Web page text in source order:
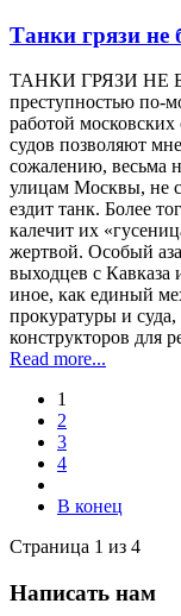
Танки грязи не
ТАНКИ ГРЯЗИ НЕ
преступностью по-
работой
судов позволяют
сожалению, весьма
улицам Москвы, не
ездит танк. Более
калечит их
жертвой. Особый
выходцев с
иное, как единый
прокуратуры и
конструкторов для
Read more...
1
2
3
4
В конец
Страница 1 из 4
Написать нам